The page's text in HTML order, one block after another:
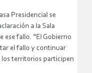
Presidencial se
a la Sala
ese fallo. “El Gobierno
el fallo y continuar
los territorios participen